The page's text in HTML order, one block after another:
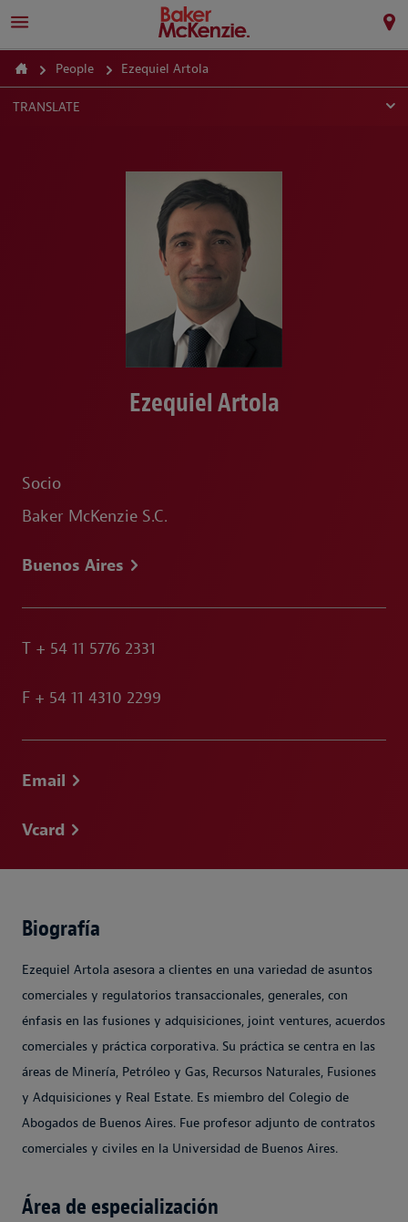
People Ezequiel Artola
TRANSLATE
Ezequiel Artola
Socio
Baker McKenzie S.C.
Buenos Aires
T + 54 11 5776 2331
F + 54 11 4310 2299
Email
Vcard
Biografía
Ezequiel Artola asesora a clientes en una variedad de asuntos
comerciales y regulatorios transaccionales, generales, con
énfasis en las fusiones y adquisiciones, joint ventures, acuerdos
comerciales y práctica corporativa. Su práctica se centra en las
áreas de Minería, Petróleo y Gas, Recursos Naturales, Fusiones
y Adquisiciones y Real Estate. Es miembro del Colegio de
Abogados de Buenos Aires. Fue profesor adjunto de contratos
comerciales y civiles en la Universidad de Buenos Aires.
Área de especialización